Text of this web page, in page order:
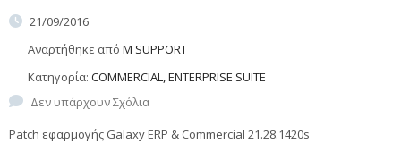
21/09/2016
Αναρτήθηκε από M SUPPORT
Κατηγορία: COMMERCIAL, ENTERPRISE SUITE
Δεν υπάρχουν Σχόλια
Patch εφαρμογής Galaxy ERP & Commercial 21.28.1420s